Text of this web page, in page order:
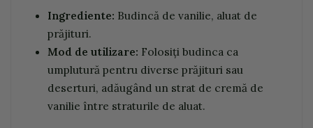
Ingrediente: Budincă de vanilie, aluat de
prăjituri.
Mod de utilizare: Folosiți budinca ca
umplutură pentru diverse prăjituri sau
deserturi, adăugând un strat de cremă de
vanilie între straturile de aluat.